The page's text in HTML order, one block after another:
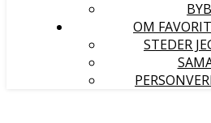
OM
STEDER